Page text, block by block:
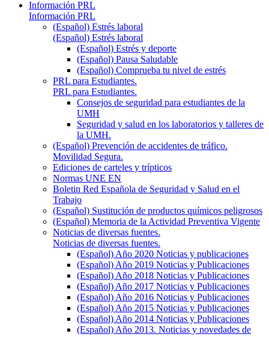
Información PRL
Información PRL
(Español) Estrés laboral
(Español) Estrés laboral
(Español) Estrés y deporte
(Español) Pausa Saludable
(Español) Comprueba tu nivel de estrés
PRL para Estudiantes.
PRL para Estudiantes.
Consejos de seguridad para estudiantes de la
UMH
Seguridad y salud en los laboratorios y talleres de
la UMH.
(Español) Prevención de accidentes de tráfico.
Movilidad Segura.
Ediciones de carteles y trípticos
Normas UNE EN
Boletin Red Española de Seguridad y Salud en el
Trabajo
(Español) Sustitución de productos químicos peligrosos
(Español) Memoria de la Actividad Preventiva Vigente
Noticias de diversas fuentes.
Noticias de diversas fuentes.
(Español) Año 2020 Noticias y publicaciones
(Español) Año 2019 Noticias y Publicaciones
(Español) Año 2018 Noticias y Publicaciones
(Español) Año 2017 Noticias y Publicaciones
(Español) Año 2016 Noticias y Publicaciones
(Español) Año 2015 Noticias y Publicaciones
(Español) Año 2014 Noticias y Publicaciones
(Español) Año 2013. Noticias y novedades de